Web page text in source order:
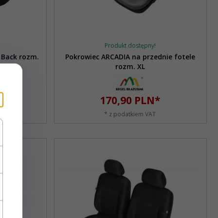
Back rozm.
Produkt dostępny!
Pokrowiec ARCADIA na przednie fotele
rozm. XL
170,90 PLN*
* z podatkiem VAT